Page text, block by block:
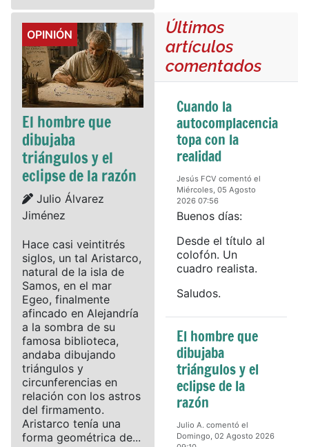
Details
OPINIÓN
El hombre que
dibujaba
triángulos y el
eclipse de la razón
Details
Julio Álvarez
Jiménez
Hace casi veintitrés
siglos, un tal Aristarco,
natural de la isla de
Samos, en el mar
Egeo, finalmente
afincado en Alejandría
a la sombra de su
famosa biblioteca,
andaba dibujando
triángulos y
circunferencias en
relación con los astros
del firmamento.
Aristarco tenía una
forma geométrica de...
Últimos
artículos
comentados
Cuando la
autocomplacencia
topa con la
realidad
Jesús FCV comentó el
Miércoles, 05 Agosto
2026 07:56
Buenos días:
Desde el título al
colofón. Un
cuadro realista.
Saludos.
El hombre que
dibujaba
triángulos y el
eclipse de la
razón
Julio A. comentó el
Domingo, 02 Agosto 2026